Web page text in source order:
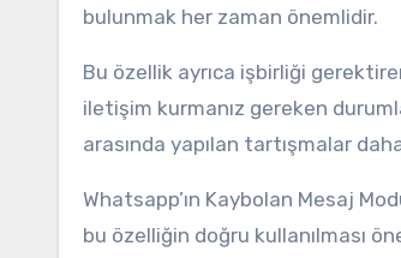
bulunmak her zaman önemlidir.
Bu özellik ayrıca işbirliği
iletişim kurmanız gereken
arasında yapılan tartışmalar
Whatsapp’ın Kaybolan Mesaj
bu özelliğin doğru kullanılması